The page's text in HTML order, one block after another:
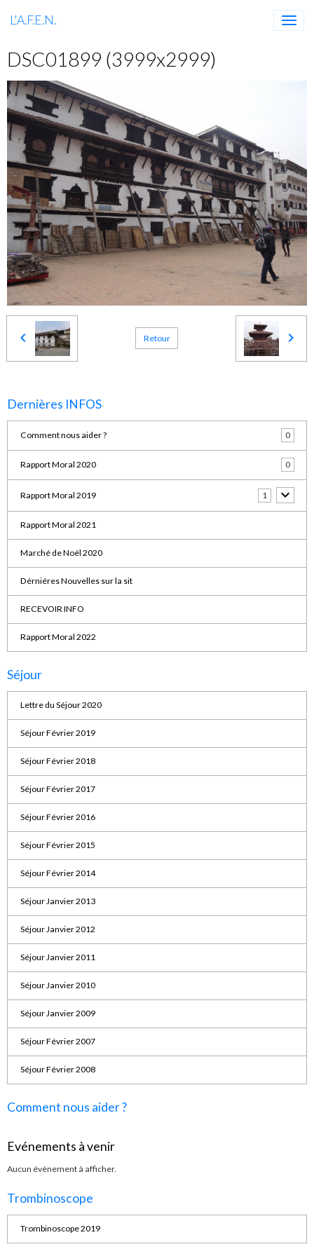
L'A.F.E.N.
DSC01899 (3999x2999)
Retour
Dernières INFOS
Comment nous aider ? 0
Rapport Moral 2020 0
Rapport Moral 2019 1
Rapport Moral 2021
Marché de Noël 2020
Dérniéres Nouvelles sur la sit
RECEVOIR INFO
Rapport Moral 2022
Séjour
Lettre du Séjour 2020
Séjour Février 2019
Séjour Février 2018
Séjour Février 2017
Séjour Février 2016
Séjour Février 2015
Séjour Février 2014
Séjour Janvier 2013
Séjour Janvier 2012
Séjour Janvier 2011
Séjour Janvier 2010
Séjour Janvier 2009
Séjour Février 2007
Séjour Février 2008
Comment nous aider ?
Evénements à venir
Aucun évènement à afficher.
Trombinoscope
Trombinoscope 2019